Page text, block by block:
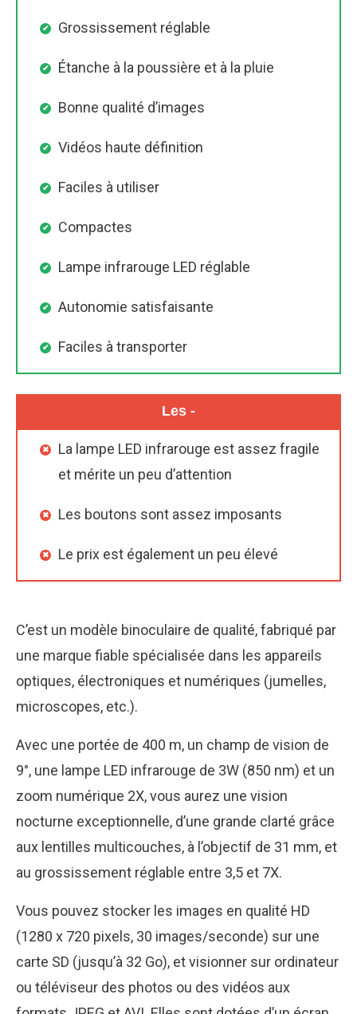
Grossissement réglable
Étanche à la poussière et à la pluie
Bonne qualité d’images
Vidéos haute définition
Faciles à utiliser
Compactes
Lampe infrarouge LED réglable
Autonomie satisfaisante
Faciles à transporter
Les -
La lampe LED infrarouge est assez fragile
et mérite un peu d’attention
Les boutons sont assez imposants
Le prix est également un peu élevé
C’est un modèle binoculaire de qualité, fabriqué par
une marque fiable spécialisée dans les appareils
optiques, électroniques et numériques (jumelles,
microscopes, etc.).
Avec une portée de 400 m, un champ de vision de
9°, une lampe LED infrarouge de 3W (850 nm) et un
zoom numérique 2X, vous aurez une vision
nocturne exceptionnelle, d’une grande clarté grâce
aux lentilles multicouches, à l’objectif de 31 mm, et
au grossissement réglable entre 3,5 et 7X.
Vous pouvez stocker les images en qualité HD
(1280 x 720 pixels, 30 images/seconde) sur une
carte SD (jusqu’à 32 Go), et visionner sur ordinateur
ou téléviseur des photos ou des vidéos aux